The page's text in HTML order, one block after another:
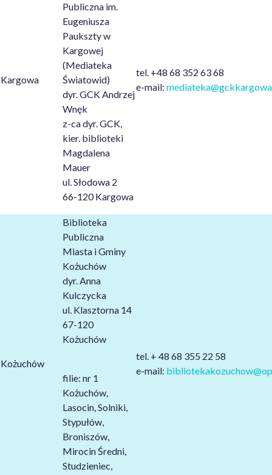
Kargowa
Publiczna im.
Eugeniusza
Paukszty w
Kargowej
(Mediateka
Światowid)
dyr. GCK Andrzej
Wnęk
z-ca dyr. GCK,
kier. biblioteki
Magdalena
Mauer
ul. Słodowa 2
66-120 Kargowa
tel. +48 68 352 63 68
e-mail:
Kożuchów
Biblioteka
Publiczna
Miasta i Gminy
Kożuchów
dyr. Anna
Kulczycka
ul. Klasztorna 14
67-120
Kożuchów
filie: nr 1
Kożuchów,
Lasocin, Solniki,
Stypułów,
Broniszów,
Mirocin Średni,
Studzieniec,
tel. + 48 68 355 22 58
e-mail: